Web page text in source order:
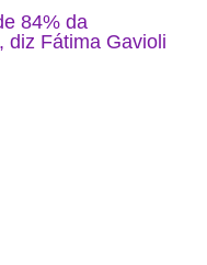
84% da
diz Fátima Gavioli